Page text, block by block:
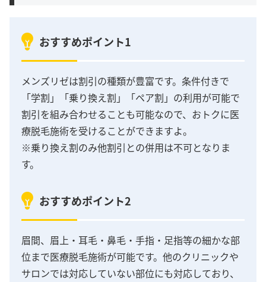
おすすめポイント1
メンズリゼは割引の種類が豊富です。条件付きで
「学割」「乗り換え割」「ペア割」の利用が可能で
割引を組み合わせることも可能なので、おトクに医
療脱毛施術を受けることができますよ。
※乗り換え割のみ他割引との併用は不可となりま
す。
おすすめポイント2
眉間、眉上・耳毛・鼻毛・手指・足指等の細かな部
位まで医療脱毛施術が可能です。他のクリニックや
サロンでは対応していない部位にも対応しており、